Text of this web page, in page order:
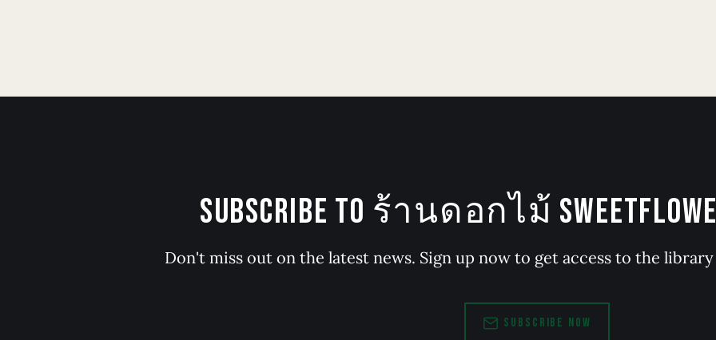
SUBSCRIBE TO ร้านดอกไม้
Don't miss out on the latest news. Sign up now to get access to the
SUBSCRIBE NOW